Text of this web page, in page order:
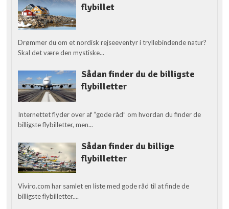
flybillet
Drømmer du om et nordisk rejseeventyr i tryllebindende natur?
Skal det være den mystiske...
Sådan finder du de billigste
flybilletter
Internettet flyder over af “gode råd” om hvordan du finder de
billigste flybilletter, men...
Sådan finder du billige
flybilletter
Viviro.com har samlet en liste med gode råd til at finde de
billigste flybilletter....